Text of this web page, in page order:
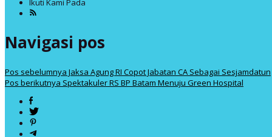
Ikuti Kami Pada
Navigasi pos
Pos sebelumnya Jaksa Agung RI Copot Jabatan CA Sebagai Sesjamdatun
Pos berikutnya Spektakuler RS BP Batam Menuju Green Hospital